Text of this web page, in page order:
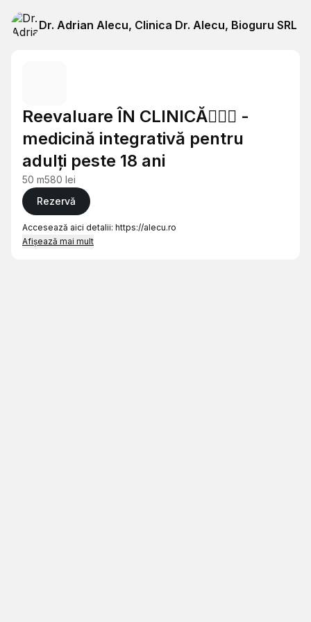
Dr. Adrian Alecu, Clinica Dr. Alecu, Bioguru SRL
Reevaluare ÎN CLINICĂ👨🏻‍⚕️ -
medicină integrativă pentru
adulți peste 18 ani
50 m580 lei
Rezervă
Accesează aici detalii: https://alecu.ro
Afișează mai mult